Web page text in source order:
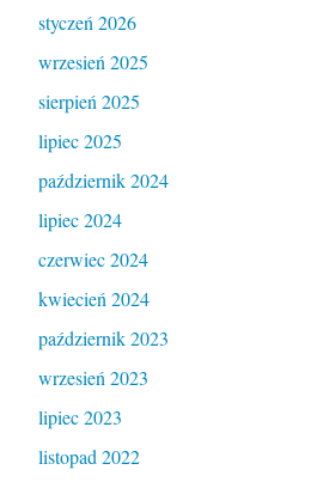
styczeń 2026
wrzesień 2025
sierpień 2025
lipiec 2025
październik 2024
lipiec 2024
czerwiec 2024
kwiecień 2024
październik 2023
wrzesień 2023
lipiec 2023
listopad 2022